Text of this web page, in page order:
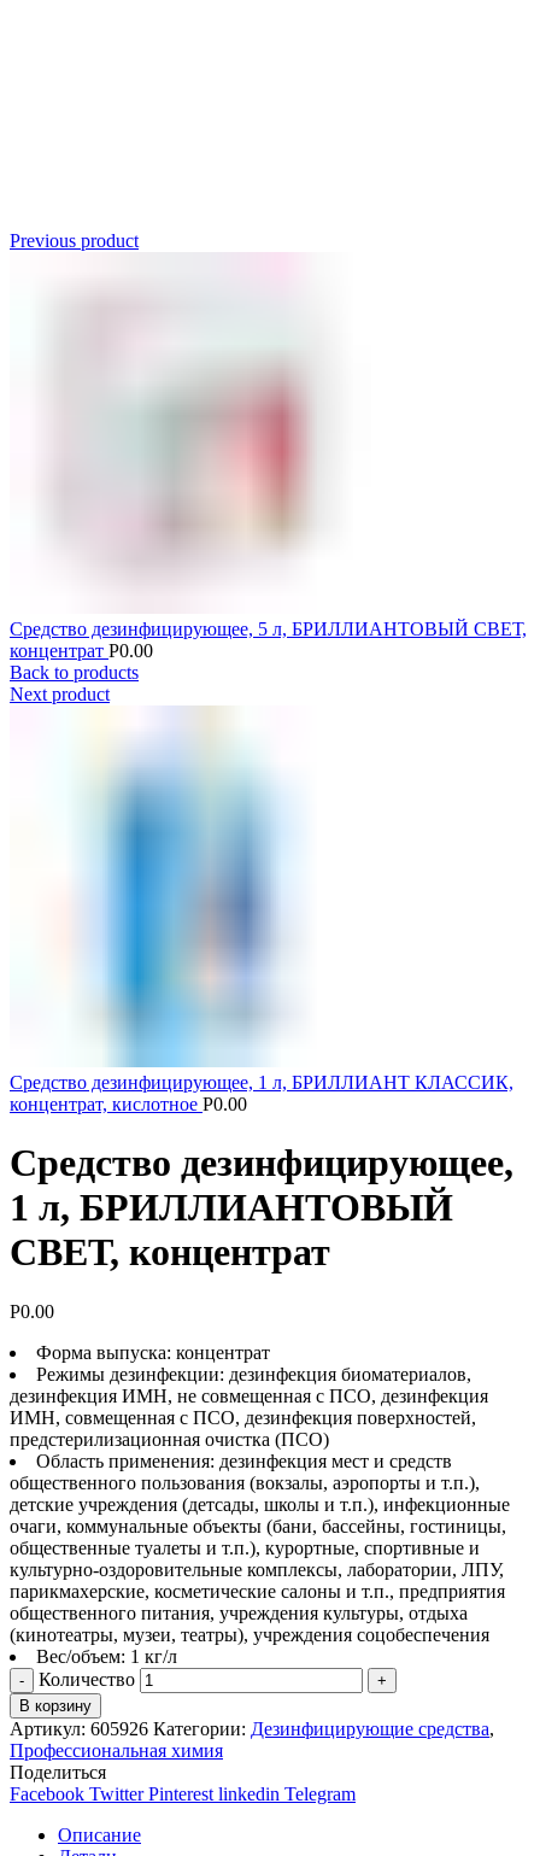
Previous product
Средство дезинфицирующее, 5 л, БРИЛЛИАНТОВЫЙ СВЕТ,
концентрат Р0.00
Back to products
Next product
Средство дезинфицирующее, 1 л, БРИЛЛИАНТ КЛАССИК,
концентрат, кислотное Р0.00
Средство дезинфицирующее,
1 л, БРИЛЛИАНТОВЫЙ
СВЕТ, концентрат
Р0.00
Форма выпуска: концентрат
Режимы дезинфекции: дезинфекция биоматериалов,
дезинфекция ИМН, не совмещенная с ПСО, дезинфекция
ИМН, совмещенная с ПСО, дезинфекция поверхностей,
предстерилизационная очистка (ПСО)
Область применения: дезинфекция мест и средств
общественного пользования (вокзалы, аэропорты и т.п.),
детские учреждения (детсады, школы и т.п.), инфекционные
очаги, коммунальные объекты (бани, бассейны, гостиницы,
общественные туалеты и т.п.), курортные, спортивные и
культурно-оздоровительные комплексы, лаборатории, ЛПУ,
парикмахерские, косметические салоны и т.п., предприятия
общественного питания, учреждения культуры, отдыха
(кинотеатры, музеи, театры), учреждения соцобеспечения
Вес/объем: 1 кг/л
Количество
В корзину
Артикул: 605926 Категории: Дезинфицирующие средства,
Профессиональная химия
Поделиться
Facebook Twitter Pinterest linkedin Telegram
Описание